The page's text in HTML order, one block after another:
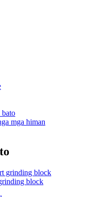
bato
mga himan
block